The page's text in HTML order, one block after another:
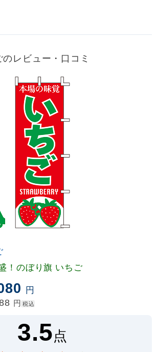
レビュー・口コミ
！のぼり旗 いちご
円
円 税込
3.5点